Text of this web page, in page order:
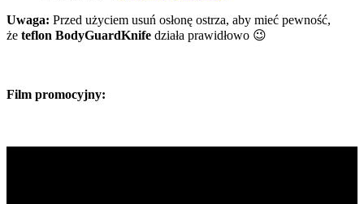
Uwaga: Przed użyciem usuń osłonę ostrza, aby mieć pewność,
że teflon BodyGuardKnife działa prawidłowo 😉
Film promocyjny: